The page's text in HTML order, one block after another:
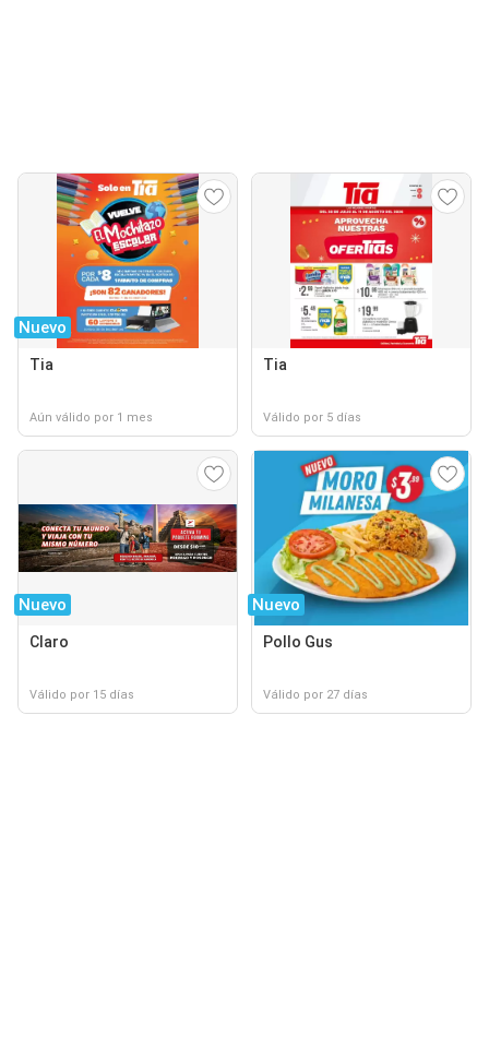
Nuevo
Tia
Aún válido por 1 mes
Tia
Válido por 5 días
Nuevo
Claro
Válido por 15 días
Nuevo
Pollo Gus
Válido por 27 días